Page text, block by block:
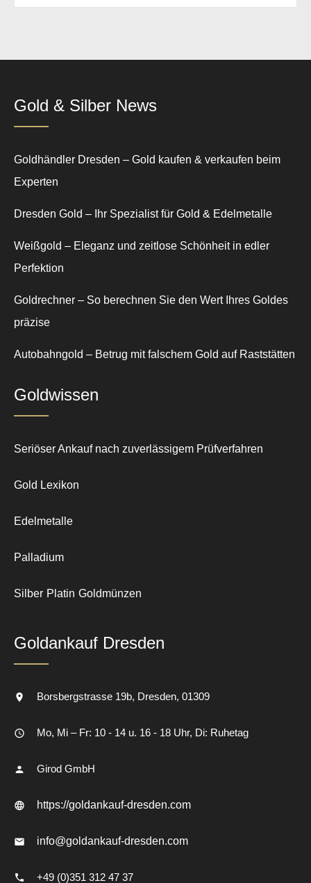
Gold & Silber News
Goldhändler Dresden – Gold kaufen & verkaufen beim
Experten
Dresden Gold – Ihr Spezialist für Gold & Edelmetalle
Weißgold – Eleganz und zeitlose Schönheit in edler
Perfektion
Goldrechner – So berechnen Sie den Wert Ihres Goldes
präzise
Autobahngold – Betrug mit falschem Gold auf Raststätten
Goldwissen
Seriöser Ankauf nach zuverlässigem Prüfverfahren
Gold Lexikon
Edelmetalle
Palladium
Silber Platin Goldmünzen
Goldankauf Dresden
Borsbergstrasse 19b Dresden 01309
Mo, Mi – Fr: 10 - 14 u. 16 - 18 Uhr, Di: Ruhetag
Girod GmbH
https://goldankauf-dresden.com
info@goldankauf-dresden.com
+49 (0)351 312 47 37